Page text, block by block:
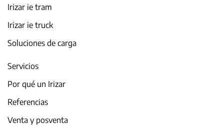
Irizar ie tram
Irizar ie truck
Soluciones de carga
Servicios
Por qué un Irizar
Referencias
Venta y posventa